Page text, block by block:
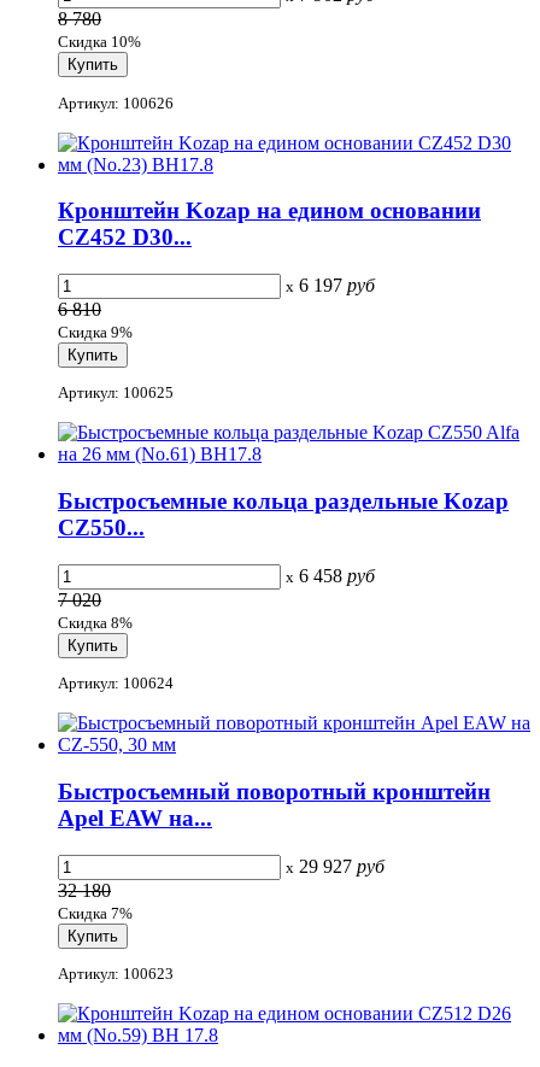
8 780
Скидка 10%
Артикул: 100626
Кронштейн Kozap на едином основании
CZ452 D30...
x 6 197 руб
6 810
Скидка 9%
Артикул: 100625
Быстросъемные кольца раздельные Kozap
CZ550...
x 6 458 руб
7 020
Скидка 8%
Артикул: 100624
Быстросъемный поворотный кронштейн
Apel EAW на...
x 29 927 руб
32 180
Скидка 7%
Артикул: 100623